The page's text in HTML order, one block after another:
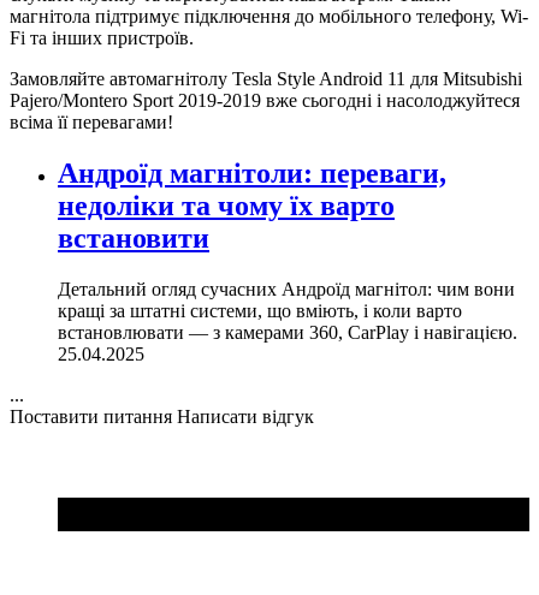
магнітола підтримує підключення до мобільного телефону, Wi-
Fi та інших пристроїв.
Замовляйте автомагнітолу Tesla Style Android 11 для Mitsubishi
Pajero/Montero Sport 2019-2019 вже сьогодні і насолоджуйтеся
всіма її перевагами!
Андроїд магнітоли: переваги,
недоліки та чому їх варто
встановити
Детальний огляд сучасних Андроїд магнітол: чим вони
кращі за штатні системи, що вміють, і коли варто
встановлювати — з камерами 360, CarPlay і навігацією.
25.04.2025
...
Поставити питання Написати відгук